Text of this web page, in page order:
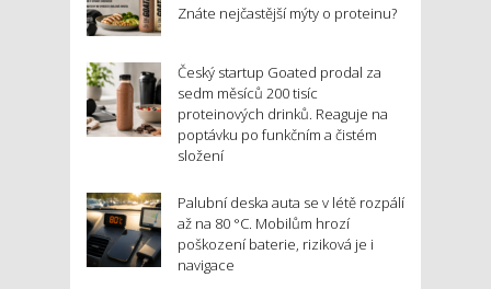
Znáte nejčastější mýty o proteinu?
Český startup Goated prodal za
sedm měsíců 200 tisíc
proteinových drinků. Reaguje na
poptávku po funkčním a čistém
složení
Palubní deska auta se v létě rozpálí
až na 80 °C. Mobilům hrozí
poškození baterie, riziková je i
navigace